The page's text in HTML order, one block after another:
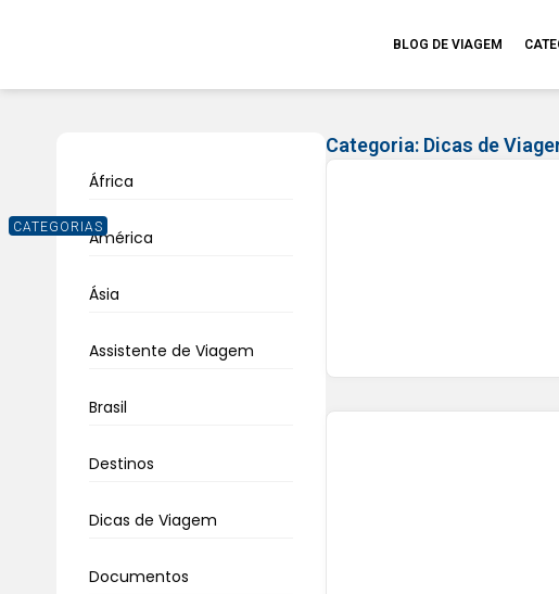
BLOG DE VIAGEM
CATEGORIAS
África
América
Ásia
Assistente de Viagem
Brasil
Destinos
Dicas de Viagem
Documentos
Categoria: Dicas de